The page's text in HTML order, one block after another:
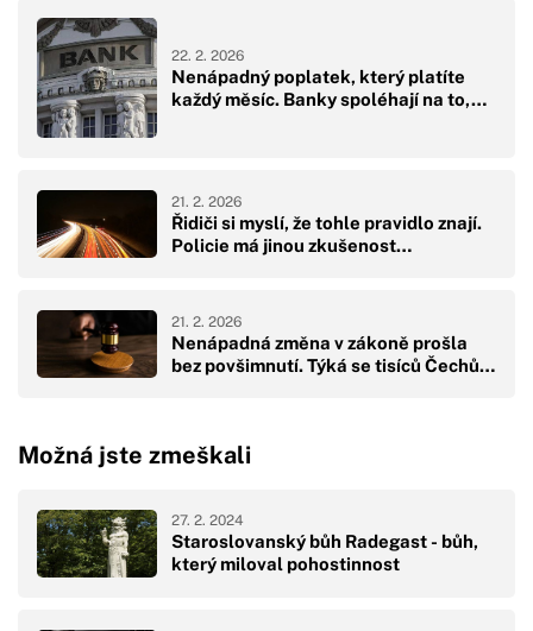
Nenápadný poplatek, který platíte
každý měsíc. Banky spoléhají na to,…
22. 2. 2026
Řidiči si myslí, že tohle pravidlo znají.
Policie má jinou zkušenost…
21. 2. 2026
Nenápadná změna v zákoně prošla
bez povšimnutí. Týká se tisíců Čechů…
21. 2. 2026
Možná jste zmeškali
Staroslovanský bůh Radegast - bůh,
který miloval pohostinnost
27. 2. 2024